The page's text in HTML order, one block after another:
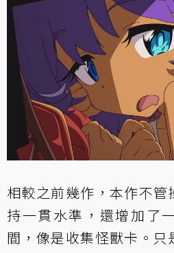
相較之前幾作，本作不
持一貫水準，還增加了
間，像是收集怪獸卡。